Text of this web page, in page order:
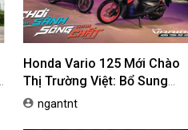
Honda Vario 125 Mới Chào
Thị Trường Việt: Bổ Sung
Phiên Bản Street, Giá Từ
ngantnt